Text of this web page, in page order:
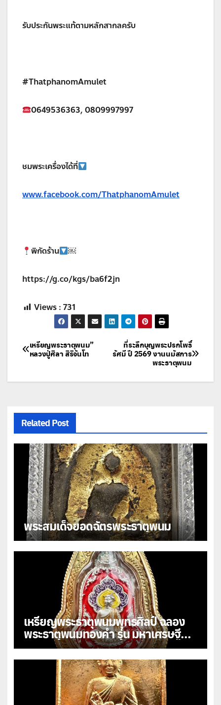
รับประกันพระแท้ตามหลักสากลครับ
#ThatphanomAmulet
0649536363, 0809997997
ชมพระเครื่องได้ที่
www.facebook.com/ThatphanomAmulet
พิกัดร้าน ￼
https://g.co/kgs/ba6f2jn
Views : 731
แนะแนว
ที่ระลึกบุญพระปรกโพธิ์
รัศมี ปี 2569 งานนมัสการ
พระธาตุพนม
เหรียญพระธาตุพนม”
หลวงปู่ศิลา สิริจันโท
Related Post
พระสมเด็จยอดฉัตรพระธาตุพนม
เหรียญพระธาตุพนมพุทธศิลป์ ฉลอง
พระธาตุพนมทองคำ รุ่น มหาเศรษฐี
108